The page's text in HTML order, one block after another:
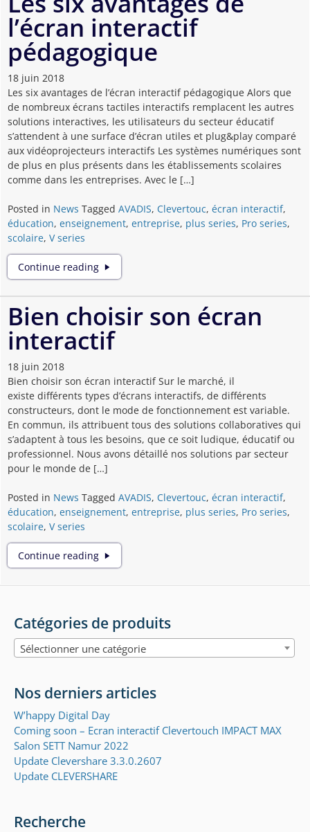
l’écran
interactif
face
au
TBI
l’écran interactif
pédagogique
18 juin 2018
Les six avantages de l’écran interactif pédagogique Alors que
de nombreux écrans tactiles interactifs remplacent les autres
solutions interactives, les utilisateurs du secteur éducatif
s’attendent à une surface d’écran utiles et plug&play comparé
aux vidéoprojecteurs interactifs Les systèmes numériques sont
de plus en plus présents dans les établissements scolaires
comme dans les entreprises. Avec le […]
Posted in News Tagged AVADIS, Clevertouc, écran interactif,
éducation, enseignement, entreprise, plus series, Pro series,
scolaire, V series
Continue reading
Les
six
l’écran
interactif
Bien choisir son écran
interactif
18 juin 2018
Bien choisir son écran interactif Sur le marché, il
existe différents types d’écrans interactifs, de différents
constructeurs, dont le mode de fonctionnement est variable.
En commun, ils attribuent tous des solutions collaboratives qui
s’adaptent à tous les besoins, que ce soit ludique, éducatif ou
professionnel. Nous avons détaillé nos solutions par secteur
pour le monde de […]
Posted in News Tagged AVADIS, Clevertouc, écran interactif,
éducation, enseignement, entreprise, plus series, Pro series,
scolaire, V series
Continue reading
Bien
choisir
Catégories de produits
Sélectionner une catégorie
Nos derniers articles
W’happy Digital Day
Coming soon – Ecran interactif Clevertouch IMPACT MAX
Salon SETT Namur 2022
Update Clevershare 3.3.0.2607
Update CLEVERSHARE
Recherche